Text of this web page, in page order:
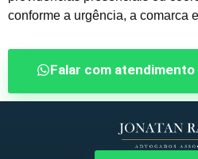
conforme a urgência, a comarca
Falar com